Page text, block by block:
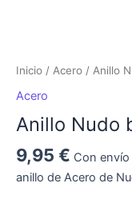
Inicio / Acero / Anillo
Acero
Anillo Nudo
9,95 € Con
anillo de Acero de